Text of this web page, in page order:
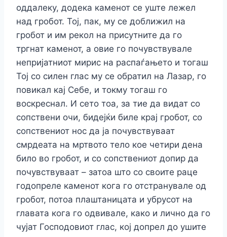
оддалеку, додека каменот се уште лежел
над гробот. Тој, пак, му се доближил на
гробот и им рекол на присутните да го
тргнат каменот, а овие го почувствувале
непријатниот мирис на распаѓањето и тогаш
Тој со силен глас му се обратил на Лазар, го
повикал кај Себе, и токму тогаш го
воскреснал. И сето тоа, за тие да видат со
сопствени очи, бидејќи биле крај гробот, со
сопствениот нос да ја почувствуваат
смрдеата на мртвото тело кое четири дена
било во гробот, и со сопствениот допир да
почувствуваат – затоа што со своите раце
годопреле каменот кога го отстранувале од
гробот, потоа плаштаницата и убрусот на
главата кога го одвивале, како и лично да го
чујат Господовиот глас, кој допрел до ушите